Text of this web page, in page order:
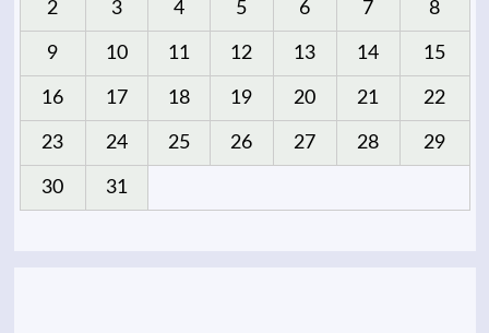
2 3 4 5 6 7 8
9 10 11 12 13 14 15
16 17 18 19 20 21 22
23 24 25 26 27 28 29
30 31